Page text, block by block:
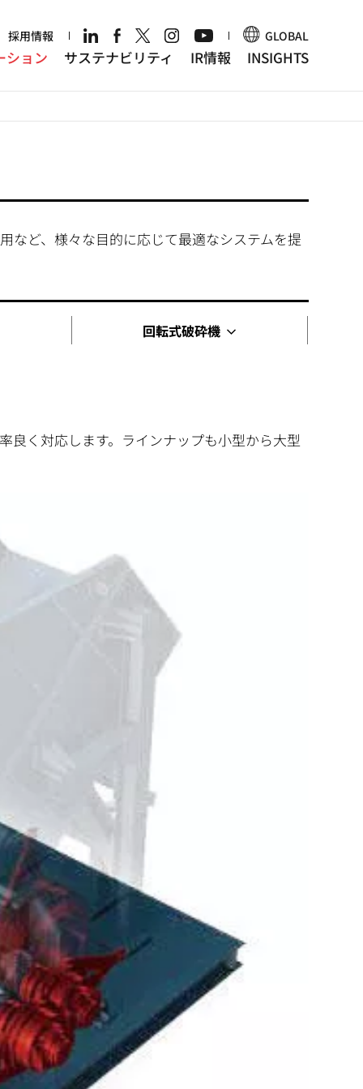
採用情報 GLOBAL
ション サステナビリティ IR情報 INSIGHTS
など、様々な目的に応じて最適なシステムを提
回転式破砕機
良く対応します。ラインナップも小型から大型